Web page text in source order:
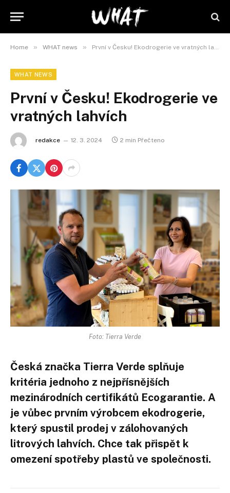
Home » WHAT news » První v Česku! Ekodrogerie ve vratných lahvích
WHAT NEWS
První v Česku! Ekodrogerie ve
vratných lahvích
redakce 12. 3. 2024 2 min Přečteno
Foto: Tierra Verde
Česká značka Tierra Verde splňuje
kritéria jednoho z nejpřísnějších
mezinárodních certifikátů Ecogarantie. A
je vůbec prvním výrobcem ekodrogerie,
který spustil prodej v zálohovaných
litrových lahvích. Chce tak přispět k
omezení spotřeby plastů ve společnosti.